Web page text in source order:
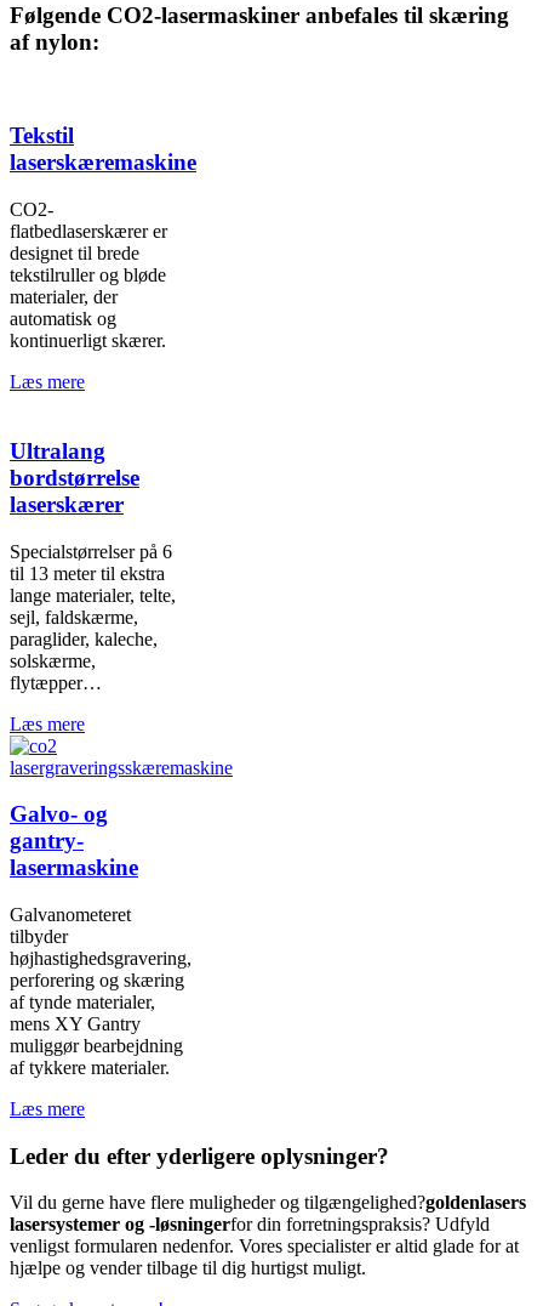
Følgende CO2-lasermaskiner anbefales til skæring
af nylon:
Tekstil
laserskæremaskine
CO2-
flatbedlaserskærer er
designet til brede
tekstilruller og bløde
materialer, der
automatisk og
kontinuerligt skærer.
Læs mere
Ultralang
bordstørrelse
laserskærer
Specialstørrelser på 6
til 13 meter til ekstra
lange materialer, telte,
sejl, faldskærme,
paraglider, kaleche,
solskærme,
flytæpper…
Læs mere
Galvo- og
gantry-
lasermaskine
Galvanometeret
tilbyder
højhastighedsgravering,
perforering og skæring
af tynde materialer,
mens XY Gantry
muliggør bearbejdning
af tykkere materialer.
Læs mere
Leder du efter yderligere oplysninger?
Vil du gerne have flere muligheder og tilgængelighed?goldenlasers
lasersystemer og -løsningerfor din forretningspraksis? Udfyld
venligst formularen nedenfor. Vores specialister er altid glade for at
hjælpe og vender tilbage til dig hurtigst muligt.